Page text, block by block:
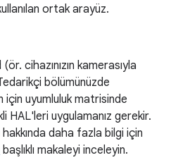
ortak arayüz.
cihazınızın kamerasıyla
bölümünüzde
için uyumluluk matrisinde
HAL'leri uygulamanız gerekir.
daha fazla bilgi için
başlıklı makaleyi inceleyin.